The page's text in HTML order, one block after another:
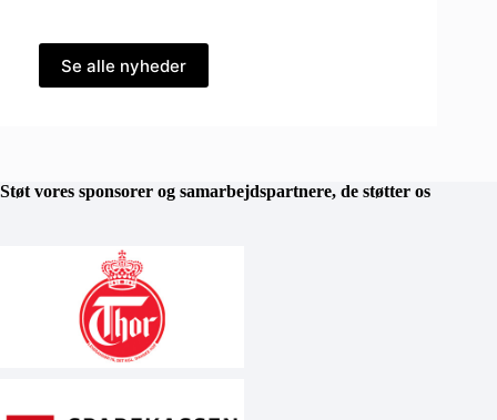
Se alle nyheder
Støt vores sponsorer og samarbejdspartnere, de støtter os